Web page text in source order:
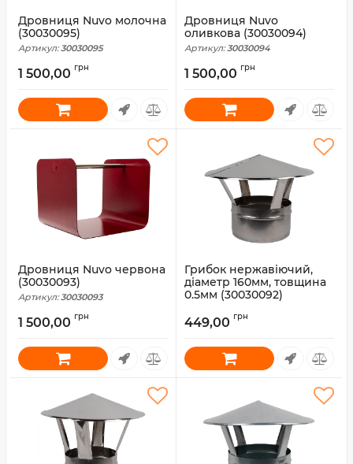
Дровниця Nuvo молочна
(30030095)
Артикул: 30030095
1 500,00 грн
Дровниця Nuvo
оливкова (30030094)
Артикул: 30030094
1 500,00 грн
Дровниця Nuvo червона
(30030093)
Артикул: 30030093
1 500,00 грн
Грибок нержавіючий,
діаметр 160мм, товщина
0.5мм (30030092)
449,00 грн